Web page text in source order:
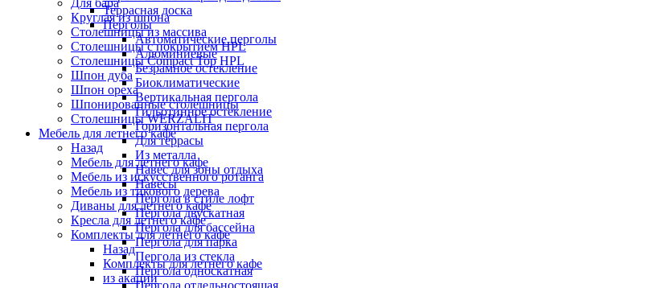
Террасная доска
Перголы
Автоматические перголы
Алюминиевые
Безрамное остекление
Биоклиматические
Вертикальная пергола
Гильотинное остекление
Горизонтальная пергола
Для террасы
Из металла
Навес для зоны отдыха
Навесы
Пергола в стиле лофт
Пергола двускатная
Пергола для бассейна
Пергола для парка
Пергола из стекла
Пергола односкатная
Пергола отдельностоящая
Для бара
Круглая из шпона
Столешницы из массива
Столешницы с покрытием HPL
Столешницы Сompact Top HPL
Шпон дуба
Шпон ореха
Шпонированные столешницы
Столешницы WERZALIT
Мебель для летнего кафе
Назад
Мебель для летнего кафе
Мебель из искусственного ротанга
Мебель из тикового дерева
Диваны для летнего кафе
Кресла для летнего кафе
Комплекты для летнего кафе
Назад
Комплекты для летнего кафе
из акации